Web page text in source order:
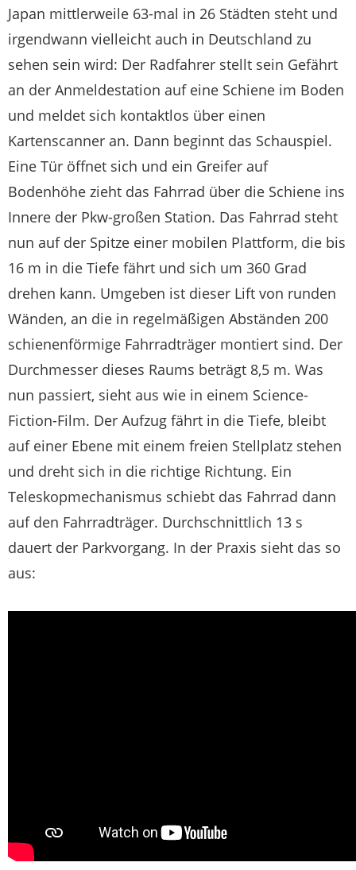
Japan mittlerweile 63-mal in 26 Städten steht und
irgendwann vielleicht auch in Deutschland zu
sehen sein wird: Der Radfahrer stellt sein Gefährt
an der Anmeldestation auf eine Schiene im Boden
und meldet sich kontaktlos über einen
Kartenscanner an. Dann beginnt das Schauspiel.
Eine Tür öffnet sich und ein Greifer auf
Bodenhöhe zieht das Fahrrad über die Schiene ins
Innere der Pkw-großen Station. Das Fahrrad steht
nun auf der Spitze einer mobilen Plattform, die bis
16 m in die Tiefe fährt und sich um 360 Grad
drehen kann. Umgeben ist dieser Lift von runden
Wänden, an die in regelmäßigen Abständen 200
schienenförmige Fahrradträger montiert sind. Der
Durchmesser dieses Raums beträgt 8,5 m. Was
nun passiert, sieht aus wie in einem Science-
Fiction-Film. Der Aufzug fährt in die Tiefe, bleibt
auf einer Ebene mit einem freien Stellplatz stehen
und dreht sich in die richtige Richtung. Ein
Teleskopmechanismus schiebt das Fahrrad dann
auf den Fahrradträger. Durchschnittlich 13 s
dauert der Parkvorgang. In der Praxis sieht das so
aus: